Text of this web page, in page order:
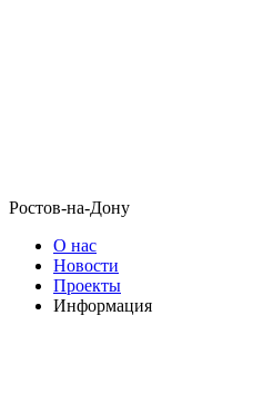
Ростов-на-Дону
О нас
Новости
Проекты
Информация